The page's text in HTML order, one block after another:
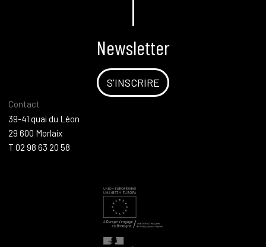
Newsletter
S'INSCRIRE
Contact
39-41 quai du Léon
29 600 Morlaix
T 02 98 63 20 58